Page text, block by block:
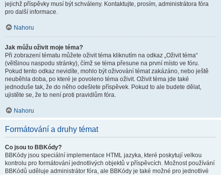
jejichž příspěvky musí být schváleny. Kontaktujte, prosím, administrátora fóra
pro další informace.
Nahoru
Jak můžu oživit moje téma?
Při zobrazení tématu můžete oživit téma kliknutím na odkaz „Oživit téma“
(většinou naspodu stránky), čímž se téma přesune na první místo ve fóru.
Pokud tento odkaz nevidíte, mohlo být oživování témat zakázáno, nebo ještě
neuběhla doba, po které je povoleno téma oživit. Oživit téma jde také
jednoduše tak, že do něho odešlete příspěvek. Pokud to ale budete dělat,
ujistěte se, že to není proti pravidlům fóra.
Nahoru
Formátování a druhy témat
Co jsou to BBKódy?
BBKódy jsou speciální implementace HTML jazyka, které poskytují velkou
kontrolu pro formátování jednotlivých objektů v příspěvcích. Možnost používání
BBKódů uděluje administrátor fóra, ale BBKódy je také možné pro jednotlivé